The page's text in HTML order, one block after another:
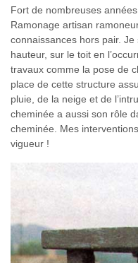
Fort de nombreuses
Ramonage artisan
connaissances hors pair.
hauteur, sur le toit en
travaux comme la pose de
place de cette structure
pluie, de la neige et de
cheminée a aussi son rôle
cheminée. Mes
vigueur !